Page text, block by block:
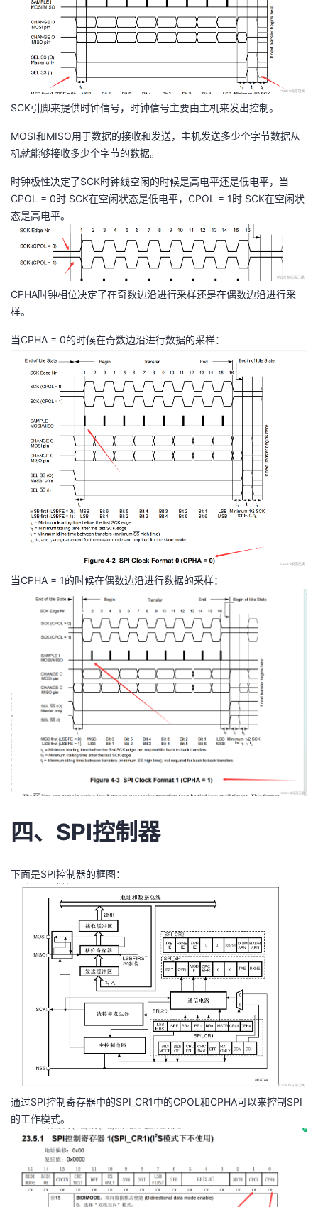
SCK引脚来提供时钟信号，时钟信号主要由主机来发出控制。
MOSI和MISO用于数据的接收和发送，主机发送多少个字节数据从
机就能够接收多少个字节的数据。
时钟极性决定了SCK时钟线空闲的时候是高电平还是低电平，当
CPOL = 0时 SCK在空闲状态是低电平，CPOL = 1时 SCK在空闲状
态是高电平。
CPHA时钟相位决定了在奇数边沿进行采样还是在偶数边沿进行采
样。
当CPHA = 0的时候在奇数边沿进行数据的采样：
当CPHA = 1的时候在偶数边沿进行数据的采样：
四、SPI控制器
下面是SPI控制器的框图：
通过SPI控制寄存器中的SPI_CR1中的CPOL和CPHA可以来控制SPI
的工作模式。